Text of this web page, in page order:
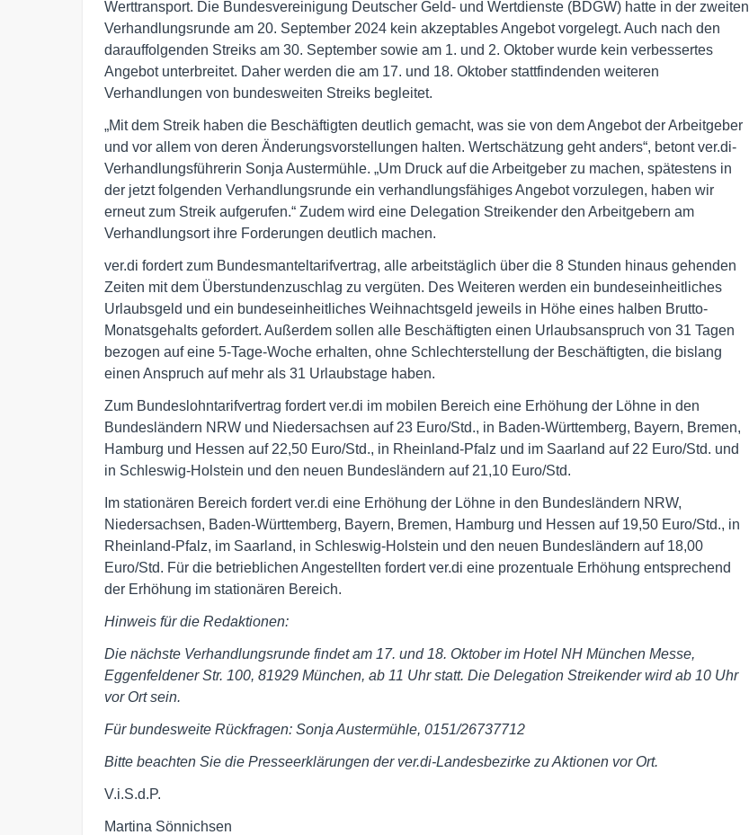
Werttransport. Die Bundesvereinigung Deutscher Geld- und Wertdienste (BDGW) hatte in der zweiten
Verhandlungsrunde am 20. September 2024 kein akzeptables Angebot vorgelegt. Auch nach den
darauffolgenden Streiks am 30. September sowie am 1. und 2. Oktober wurde kein verbessertes
Angebot unterbreitet. Daher werden die am 17. und 18. Oktober stattfindenden weiteren
Verhandlungen von bundesweiten Streiks begleitet.
„Mit dem Streik haben die Beschäftigten deutlich gemacht, was sie von dem Angebot der Arbeitgeber
und vor allem von deren Änderungsvorstellungen halten. Wertschätzung geht anders“, betont ver.di-
Verhandlungsführerin Sonja Austermühle. „Um Druck auf die Arbeitgeber zu machen, spätestens in
der jetzt folgenden Verhandlungsrunde ein verhandlungsfähiges Angebot vorzulegen, haben wir
erneut zum Streik aufgerufen.“ Zudem wird eine Delegation Streikender den Arbeitgebern am
Verhandlungsort ihre Forderungen deutlich machen.
ver.di fordert zum Bundesmanteltarifvertrag, alle arbeitstäglich über die 8 Stunden hinaus gehenden
Zeiten mit dem Überstundenzuschlag zu vergüten. Des Weiteren werden ein bundeseinheitliches
Urlaubsgeld und ein bundeseinheitliches Weihnachtsgeld jeweils in Höhe eines halben Brutto-
Monatsgehalts gefordert. Außerdem sollen alle Beschäftigten einen Urlaubsanspruch von 31 Tagen
bezogen auf eine 5-Tage-Woche erhalten, ohne Schlechterstellung der Beschäftigten, die bislang
einen Anspruch auf mehr als 31 Urlaubstage haben.
Zum Bundeslohntarifvertrag fordert ver.di im mobilen Bereich eine Erhöhung der Löhne in den
Bundesländern NRW und Niedersachsen auf 23 Euro/Std., in Baden-Württemberg, Bayern, Bremen,
Hamburg und Hessen auf 22,50 Euro/Std., in Rheinland-Pfalz und im Saarland auf 22 Euro/Std. und
in Schleswig-Holstein und den neuen Bundesländern auf 21,10 Euro/Std.
Im stationären Bereich fordert ver.di eine Erhöhung der Löhne in den Bundesländern NRW,
Niedersachsen, Baden-Württemberg, Bayern, Bremen, Hamburg und Hessen auf 19,50 Euro/Std., in
Rheinland-Pfalz, im Saarland, in Schleswig-Holstein und den neuen Bundesländern auf 18,00
Euro/Std. Für die betrieblichen Angestellten fordert ver.di eine prozentuale Erhöhung entsprechend
der Erhöhung im stationären Bereich.
Hinweis für die Redaktionen:
Die nächste Verhandlungsrunde findet am 17. und 18. Oktober im Hotel NH München Messe,
Eggenfeldener Str. 100, 81929 München, ab 11 Uhr statt. Die Delegation Streikender wird ab 10 Uhr
vor Ort sein.
Für bundesweite Rückfragen: Sonja Austermühle, 0151/26737712
Bitte beachten Sie die Presseerklärungen der ver.di-Landesbezirke zu Aktionen vor Ort.
V.i.S.d.P.
Martina Sönnichsen